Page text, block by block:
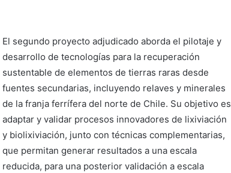
El segundo proyecto adjudicado aborda el pilotaje y
desarrollo de tecnologías para la recuperación
sustentable de elementos de tierras raras desde
fuentes secundarias, incluyendo relaves y minerales
de la franja ferrífera del norte de Chile. Su objetivo es
adaptar y validar procesos innovadores de lixiviación
y biolixiviación, junto con técnicas complementarias,
que permitan generar resultados a una escala
reducida, para una posterior validación a escala